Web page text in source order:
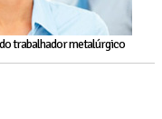
trabalhador metalúrgico